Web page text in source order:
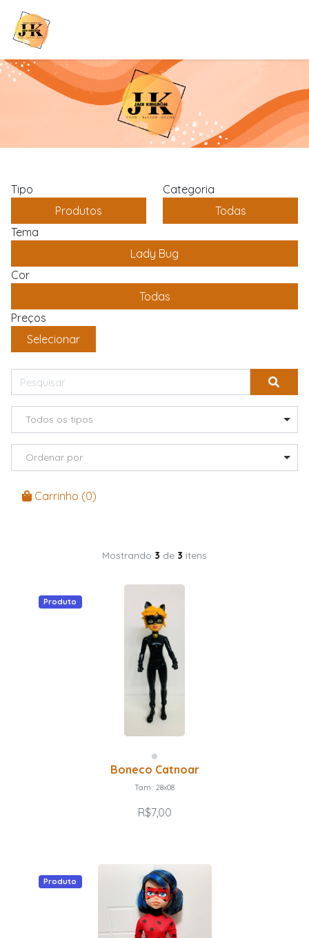
Tipo
Produtos
Categoria
Todas
Tema
Lady Bug
Cor
Todas
Preços
Selecionar
Todos os tipos
Ordenar por
Carrinho (0)
Mostrando 3 de 3 itens
Boneco Catnoar
Produto
Tam.: 28x08
R$7,00
Produto